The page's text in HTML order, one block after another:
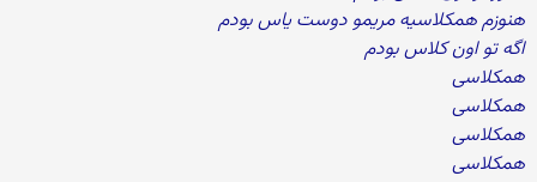
هنوزم همکلاسیه مریمو دوست یاس بودم
اگه تو اون کلاس بودم
همکلاسی
همکلاسی
همکلاسی
همکلاسی